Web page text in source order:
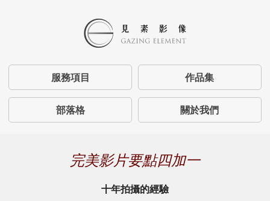
服務項目 作品集
部落格 關於我們
完美影片要點四加一
十年拍攝的經驗